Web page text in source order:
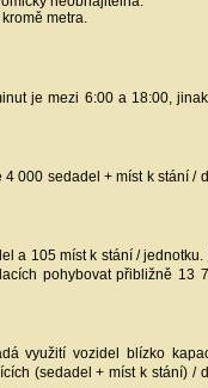
metra.
je mezi 6:00 a 18:00,
000 sedadel + míst k stání /
a 105 míst k stání / jednotku.
pohybovat přibližně 13
využití vozidel blízko
(sedadel + míst k stání) /